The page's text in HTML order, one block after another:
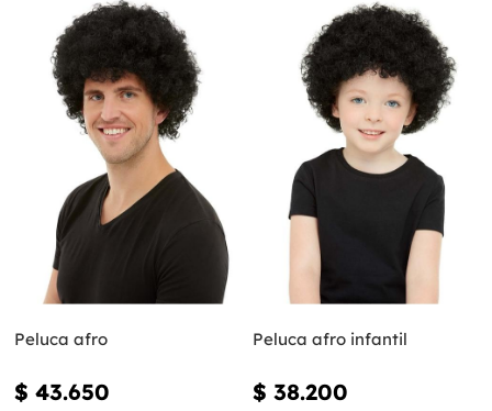
Peluca afro
$ 43.650
Peluca afro infantil
$ 38.200